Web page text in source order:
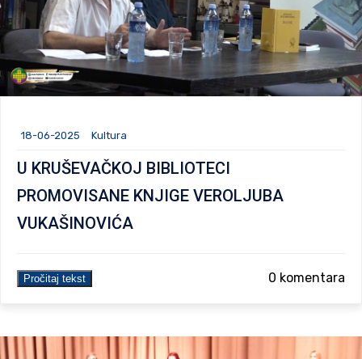
18-06-2025 Kultura
U KRUŠEVAČKOJ BIBLIOTECI
PROMOVISANE KNJIGE VEROLJUBA
VUKAŠINOVIĆA
Pročitaj tekst 0 komentara